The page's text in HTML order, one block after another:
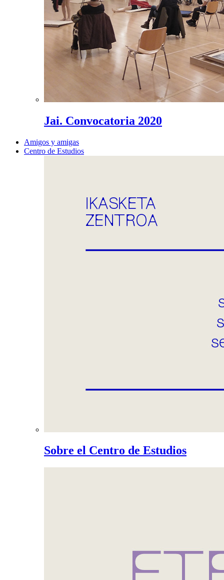
Jai. Convocatoria 2020
Amigos y amigas
Centro de Estudios
Sobre el Centro de Estudios